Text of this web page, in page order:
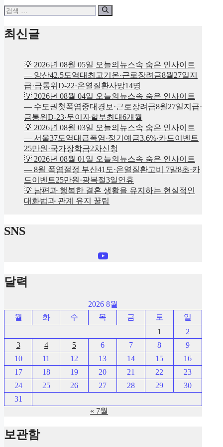
검
최신글
💡 2026년 08월 05일 오늘의뉴스속 숨은 인사이트
— 양산42.5도역대최고기온·근로장려금8월27일지
급·금통위D-22·온열질환사망14명
💡 2026년 08월 04일 오늘의뉴스속 숨은 인사이트
— 수도권첫폭염중대경보·근로장려금8월27일지급·
금통위D-23·무이자할부최대6개월
💡 2026년 08월 03일 오늘의뉴스속 숨은 인사이트
— 서울37도역대급폭염·정기예금3.6%·카드이벤트
25만원·국가장학금2차신청
💡 2026년 08월 01일 오늘의뉴스속 숨은 인사이트
— 8월 폭염절정 부산41도·온열질환고비 7말8초·카
드이벤트25만원·광복절3일연휴
💡 남편과 행복한 결혼 생활을 유지하는 현실적인
대화법과 관계 유지 꿀팁
SNS
YouTube
달력
2026 8월
월
화 수 목 금 토
일
1
2
3
4 5 6 7 8
9
10
11 12 13 14 15
16
17
18 19 20 21 22
23
24
25 26 27 28 29
30
31
« 7월
보관함